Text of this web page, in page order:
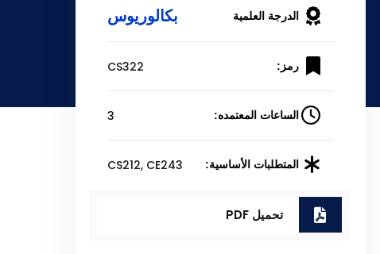
الدرجة العلمية بكالوريوس
رمز: CS322
الساعات المعتمده: 3
المتطلبات الأساسية: CS212, CE243
تحميل PDF